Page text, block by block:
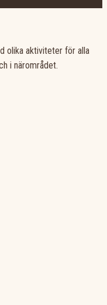
olika aktiviteter för alla
i närområdet.